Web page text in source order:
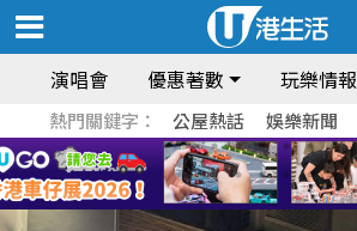
演唱會 優惠著數 玩樂情報
熱門關鍵字： 公屋熱話 娛樂新聞